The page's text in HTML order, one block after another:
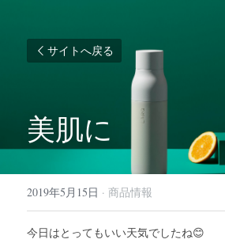
サイトへ戻る
美肌に
2019年5月15日 · 商品情報
今日はとってもいい天気でしたね😊